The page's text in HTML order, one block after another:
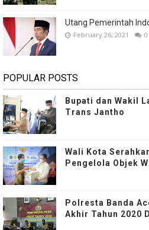
Utang Pemerintah
February 26, 2021 0
POPULAR POSTS
Bupati dan Wakil
Trans Jantho
Wali Kota
Pengelola Objek
Polresta Banda
Akhir Tahun 2020